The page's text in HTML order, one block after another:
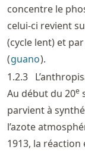
concentre le
celui-ci revient
(cycle lent) et
(guano).
1.2.3
Au début du 20e
parvient à
l’azote
1913, la réaction